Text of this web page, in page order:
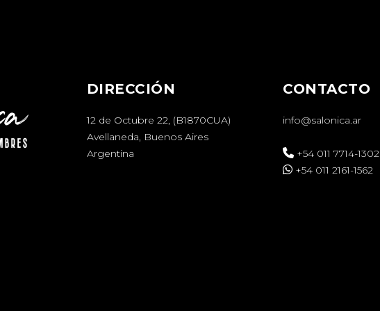
DIRECCIÓN
12 de Octubre 22, (B1870CUA)
Avellaneda, Buenos Aires
Argentina
CONTACTO
info@salonica.ar
+54 011 7714-1302
+54 011 2161-1562